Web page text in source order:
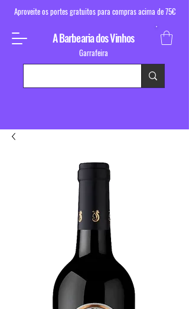
Aproveite os portes gratuitos para compras acima de 75€
A Barbearia dos Vinhos
Garrafeira